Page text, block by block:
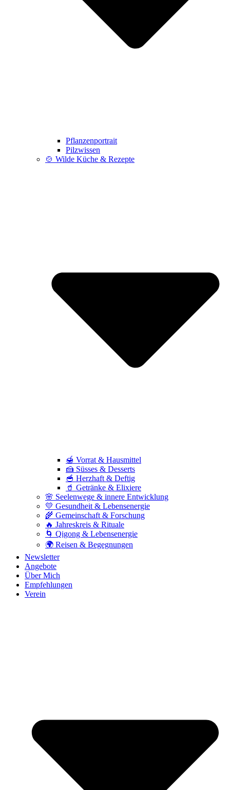
Pflanzenportrait
Pilzwissen
🍲 Wilde Küche & Rezepte
🍯 Vorrat & Hausmittel
🍰 Süsses & Desserts
🥣 Herzhaft & Deftig
🥤 Getränke & Elixiere
🌸 Seelenwege & innere Entwicklung
💛 Gesundheit & Lebensenergie
🌾 Gemeinschaft & Forschung
🔥 Jahreskreis & Rituale
🌀 Qigong & Lebensenergie
🌍 Reisen & Begegnungen
Newsletter
Angebote
Über Mich
Empfehlungen
Verein